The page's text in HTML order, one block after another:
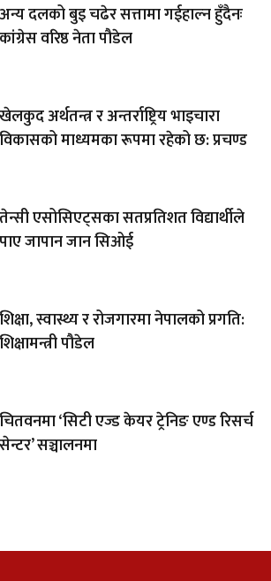
अन्य दलको बुइ चढेर सत्तामा गईहाल्न हुँदैनः
कांग्रेस वरिष्ठ नेता पौडेल
खेलकुद अर्थतन्त्र र अन्तर्राष्ट्रिय भाइचारा
विकासको माध्यमका रूपमा रहेको छ: प्रचण्ड
तेन्सी एसोसिएट्सका सतप्रतिशत विद्यार्थीले
पाए जापान जान सिओई
शिक्षा, स्वास्थ्य र रोजगारमा नेपालको प्रगति:
शिक्षामन्त्री पौडेल
चितवनमा ‘सिटी एज्ड केयर ट्रेनिङ एण्ड रिसर्च
सेन्टर’ सञ्चालनमा